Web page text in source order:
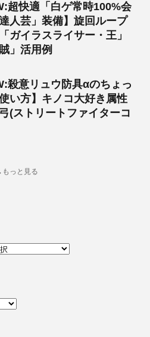
超快適「白ゲ常時100%会
人芸」装備】旋回ループ
ガイラスライサー・王」
」活用例
殺意リュウ防具αのちょっ
い方】キノコ大好き属性
(ストリートファイターコ
っと見る